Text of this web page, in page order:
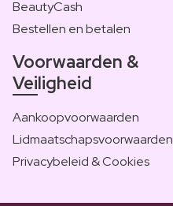
BeautyCash
Bestellen en betalen
Voorwaarden &
Veiligheid
Aankoopvoorwaarden
Lidmaatschapsvoorwaarden
Privacybeleid & Cookies